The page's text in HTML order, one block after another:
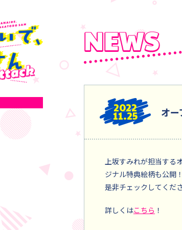
2022
11.25 オ
上坂すみれが担当する
ジナル特典絵柄も公開！
是非チェックしてくだ
詳しくはこちら ！